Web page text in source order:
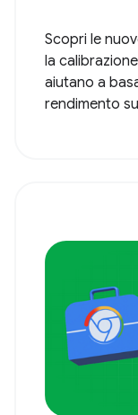
Scopri le
la
aiutano a
rendimento